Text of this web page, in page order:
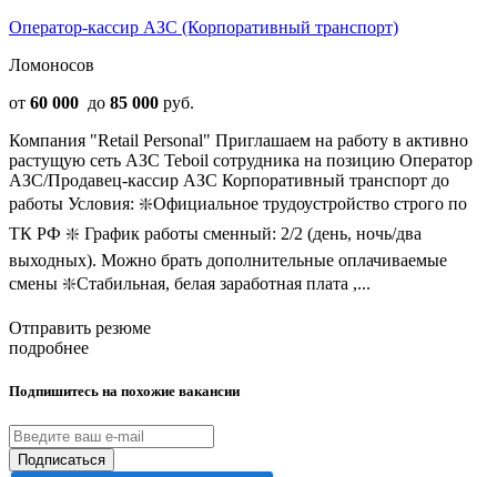
Оператор-кассир АЗС (Корпоративный транспорт)
Ломоносов
от 60 000 до 85 000 руб.
Компания "Retail Personal" Приглашаем на работу в активно
растущую сeть АЗС Теboil сотрудника на позицию Оператор
АЗС/Продавец-кассир АЗС Корпоративный транспорт до
работы Условия: ❇️Официальное трудоустройство строго по
ТК РФ ❇️ График работы сменный: 2/2 (день, ночь/два
выходных). Можно брать дополнительные оплачиваемые
смены ❇️Стабильная, белая заработная плата ,...
Отправить резюме
подробнее
Подпишитесь на похожие вакансии
Подписаться